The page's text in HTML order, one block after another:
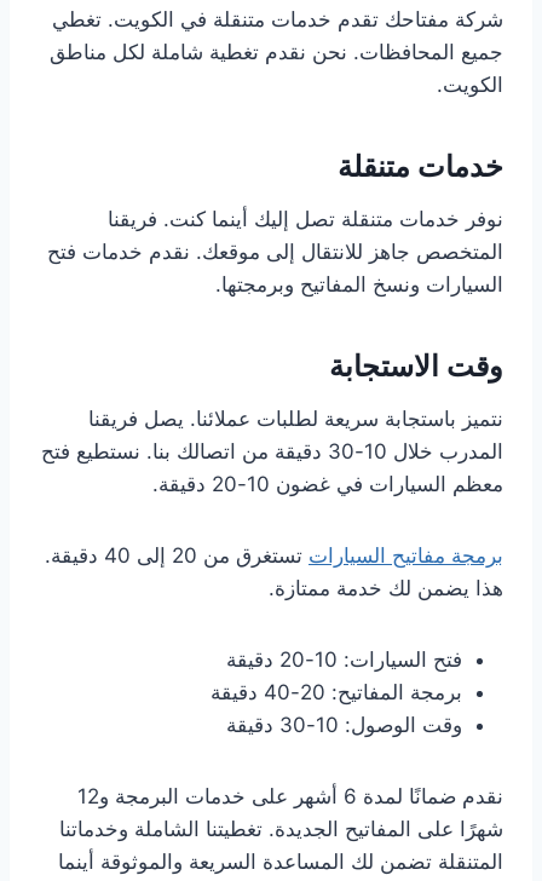
شركة مفتاحك تقدم خدمات متنقلة في الكويت. تغطي
جميع المحافظات. نحن نقدم تغطية شاملة لكل مناطق
الكويت.
خدمات متنقلة
نوفر خدمات متنقلة تصل إليك أينما كنت. فريقنا
المتخصص جاهز للانتقال إلى موقعك. نقدم خدمات فتح
السيارات ونسخ المفاتيح وبرمجتها.
وقت الاستجابة
نتميز باستجابة سريعة لطلبات عملائنا. يصل فريقنا
المدرب خلال 10-30 دقيقة من اتصالك بنا. نستطيع فتح
معظم السيارات في غضون 10-20 دقيقة.
برمجة مفاتيح السيارات
تستغرق من 20 إلى 40 دقيقة.
هذا يضمن لك خدمة ممتازة.
فتح السيارات: 10-20 دقيقة
برمجة المفاتيح: 20-40 دقيقة
وقت الوصول: 10-30 دقيقة
نقدم ضمانًا لمدة 6 أشهر على خدمات البرمجة و12
شهرًا على المفاتيح الجديدة. تغطيتنا الشاملة وخدماتنا
المتنقلة تضمن لك المساعدة السريعة والموثوقة أينما